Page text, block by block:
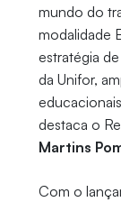
mundo do
modalidade
estratégia
da Unifor,
destaca o
Martins
Com o